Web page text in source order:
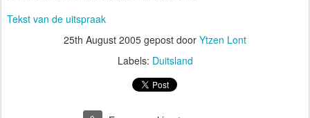
Tekst van de uitspraak
25th August 2005 gepost door Ytzen Lont
Labels: Duitsland